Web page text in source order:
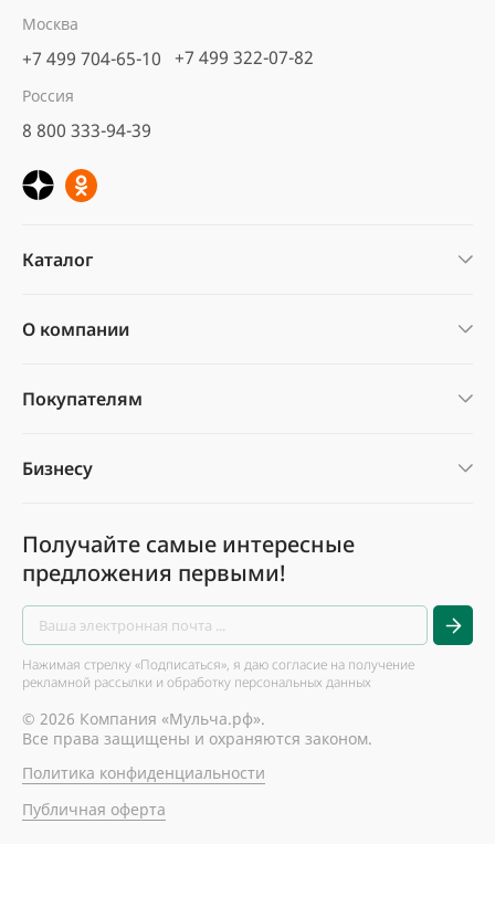
Москва
+7 499 704-65-10 +7 499 322-07-82
Россия
8 800 333-94-39
Каталог
О компании
Покупателям
Бизнесу
Получайте самые интересные
предложения первыми!
Нажимая стрелку «Подписаться», я даю согласие на получение
рекламной рассылки и обработку персональных данных
© 2026 Компания «Мульча.рф».
Все права защищены и охраняются законом.
Политика конфиденциальности
Публичная оферта